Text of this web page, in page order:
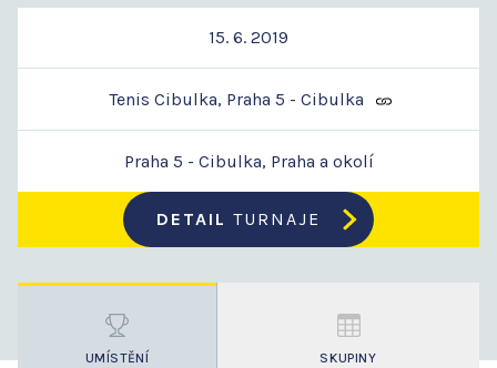
15. 6. 2019
Tenis Cibulka, Praha 5 - Cibulka
Praha 5 - Cibulka, Praha a okolí
DETAIL TURNAJE
UMÍSTĚNÍ SKUPINY